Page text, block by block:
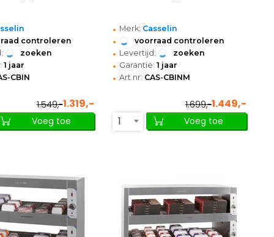
controleren
zoeken
1 jaar
CBIN
1.549,-1.319,-
Voeg toe
• Merk: Casselin
• voorraad controleren
• Levertijd: zoeken
• Garantie: 1 jaar
• Art.nr: CAS-CBINM
1.699,-1.449,-
1
Voeg toe